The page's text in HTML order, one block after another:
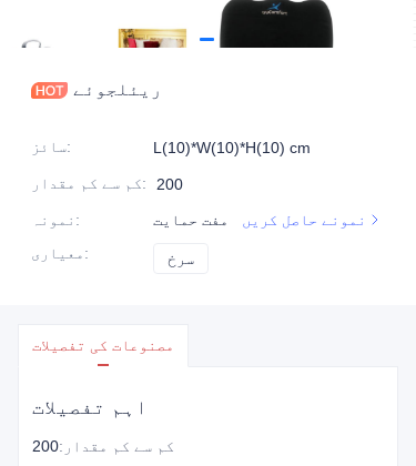
ریئلجوئے
سائز:
L(10)*W(10)*H(10) cm
کم سے کم مقدار:
200
نمونہ : مفت حمایت
نمونے حاصل کریں
معیاری: سرخ
مصنوعات کی تفصیلات
اہم تفصیلات
کم سے کم مقدار :
200